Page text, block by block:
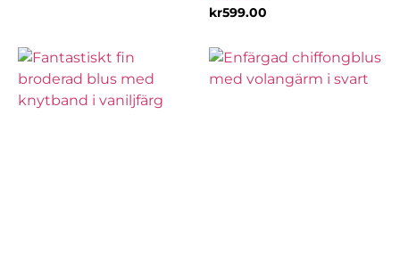
Betygsatt
3.00
kr599.00